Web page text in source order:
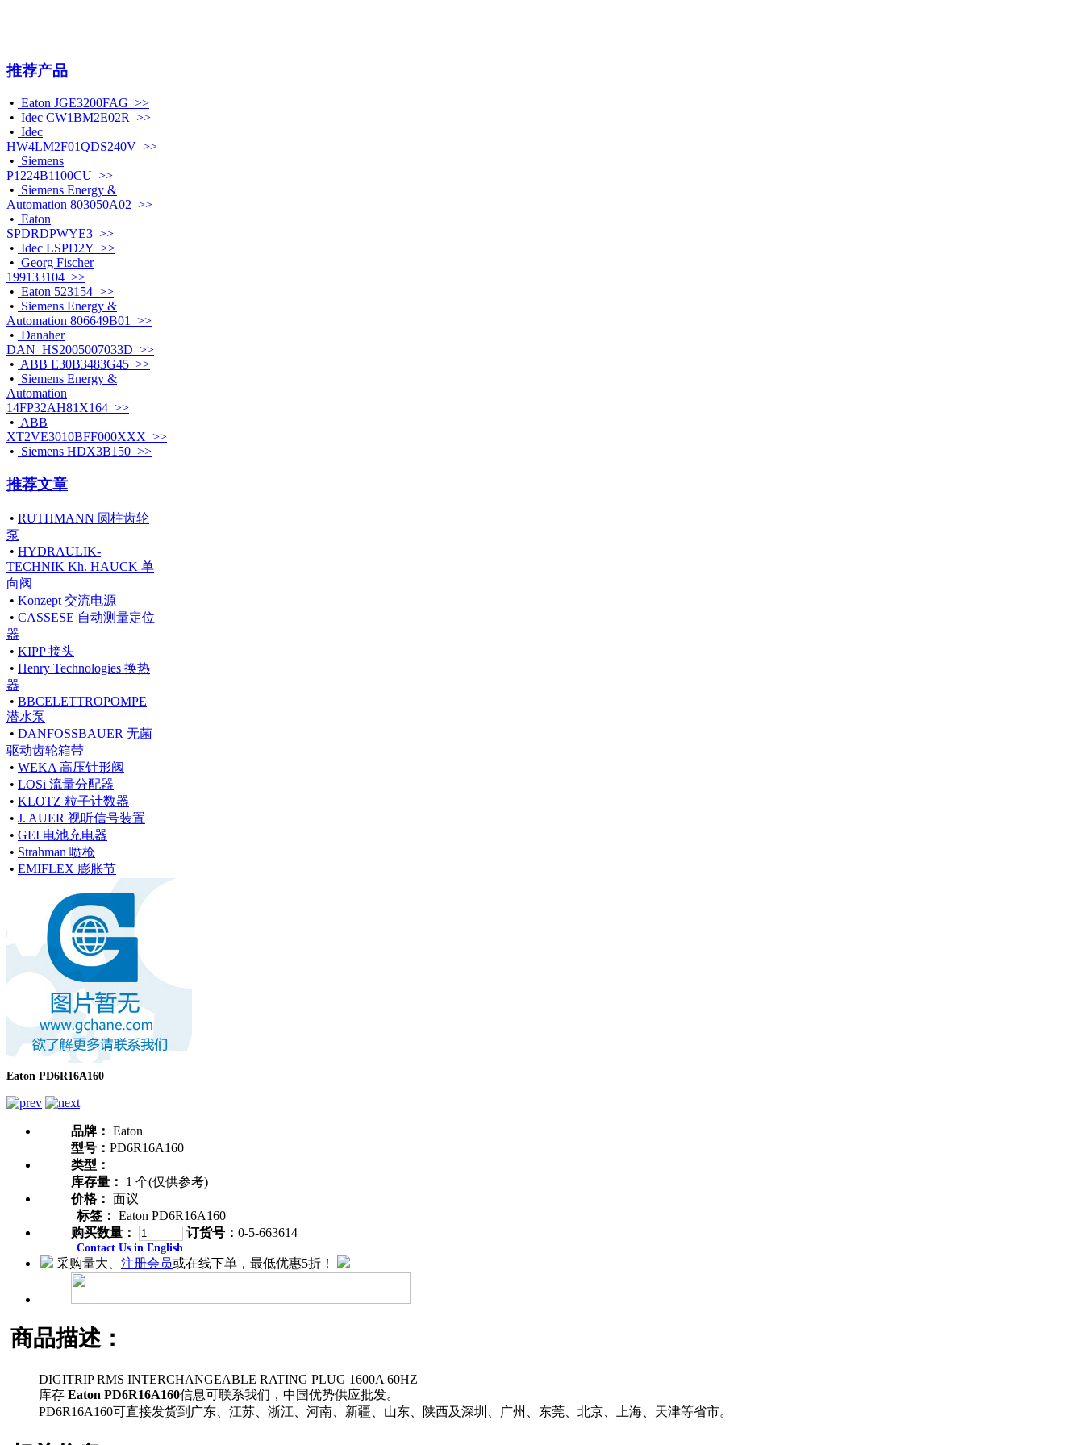
推荐产品
• Eaton JGE3200FAG >>
• Idec CW1BM2E02R >>
• Idec
HW4LM2F01QDS240V >>
• Siemens
P1224B1100CU >>
• Siemens Energy &
Automation 803050A02 >>
• Eaton
SPDRDPWYE3 >>
• Idec LSPD2Y >>
• Georg Fischer
199133104 >>
• Eaton 523154 >>
• Siemens Energy &
Automation 806649B01 >>
• Danaher
DAN_HS2005007033D >>
• ABB E30B3483G45 >>
• Siemens Energy &
Automation
14FP32AH81X164 >>
• ABB
XT2VE3010BFF000XXX >>
• Siemens HDX3B150 >>
推荐文章
• RUTHMANN 圆柱齿轮
泵
• HYDRAULIK-
TECHNIK Kh. HAUCK 单
向阀
• Konzept 交流电源
• CASSESE 自动测量定位
器
• KIPP 接头
• Henry Technologies 换热
器
• BBCELETTROPOMPE
潜水泵
• DANFOSSBAUER 无菌
驱动齿轮箱带
• WEKA 高压针形阀
• LOSi 流量分配器
• KLOTZ 粒子计数器
• J. AUER 视听信号装置
• GEI 电池充电器
• Strahman 喷枪
• EMIFLEX 膨胀节
Eaton PD6R16A160
品牌： Eaton
型号： PD6R16A160
类型：
库存量：
1 个(仅供参考)
价格： 面议
标签： Eaton PD6R16A160
购买数量：
订货号： 0-5-663614
Contact Us in English
采购量大、 注册会员或在线下单，最低优惠5折！
商品描述：
DIGITRIP RMS INTERCHANGEABLE RATING PLUG 1600A 60HZ
库存 Eaton PD6R16A160信息可联系我们，中国优势供应批发。
PD6R16A160可直接发货到广东、江苏、浙江、河南、新疆、山东、陕西及深圳、广州、东莞、北京、上海、天津等省市。